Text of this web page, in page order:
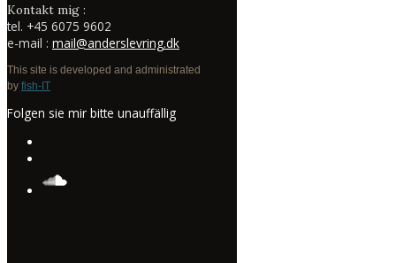
Kontakt mig :
tel. +45 6075 9602
e-mail : mail@anderslevring.dk
This site is developed and administrated
by fish-IT
Folgen sie mir bitte unauffällig